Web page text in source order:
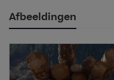
Afbeeldingen